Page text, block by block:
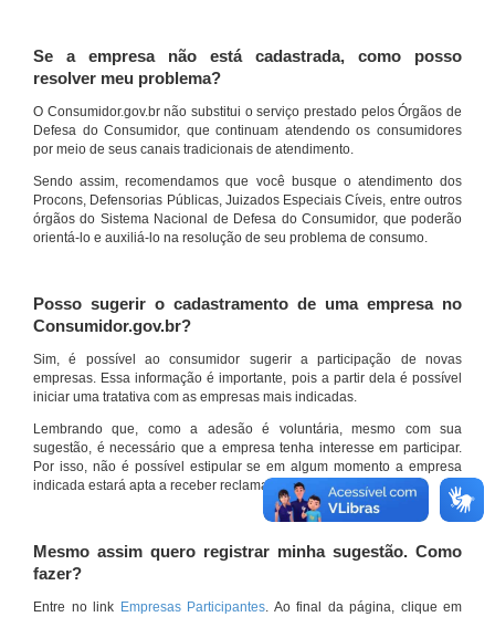
Se a empresa não está cadastrada, como posso
resolver meu problema?
O Consumidor.gov.br não substitui o serviço prestado pelos Órgãos de
Defesa do Consumidor, que continuam atendendo os consumidores
por meio de seus canais tradicionais de atendimento.
Sendo assim, recomendamos que você busque o atendimento dos
Procons, Defensorias Públicas, Juizados Especiais Cíveis, entre outros
órgãos do Sistema Nacional de Defesa do Consumidor, que poderão
orientá-lo e auxiliá-lo na resolução de seu problema de consumo.
Posso sugerir o cadastramento de uma empresa no
Consumidor.gov.br?
Sim, é possível ao consumidor sugerir a participação de novas
empresas. Essa informação é importante, pois a partir dela é possível
iniciar uma tratativa com as empresas mais indicadas.
Lembrando que, como a adesão é voluntária, mesmo com sua
sugestão, é necessário que a empresa tenha interesse em participar.
Por isso, não é possível estipular se em algum momento a empresa
indicada estará apta a receber reclamações por meio do site.
Mesmo assim quero registrar minha sugestão. Como
fazer?
Entre no link Empresas Participantes. Ao final da página, clique em